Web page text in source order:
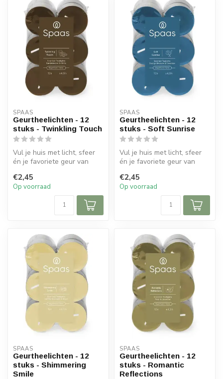
SPAAS
Geurtheelichten - 12
stuks - Twinkling Touch
Vul je huis met licht, sfeer
én je favoriete geur van
Geurkaarsen...
€2,45
Op voorraad
SPAAS
Geurtheelichten - 12
stuks - Soft Sunrise
Vul je huis met licht, sfeer
én je favoriete geur van
Geurkaarsen...
€2,45
Op voorraad
SPAAS
Geurtheelichten - 12
stuks - Shimmering
Smile
SPAAS
Geurtheelichten - 12
stuks - Romantic
Reflections